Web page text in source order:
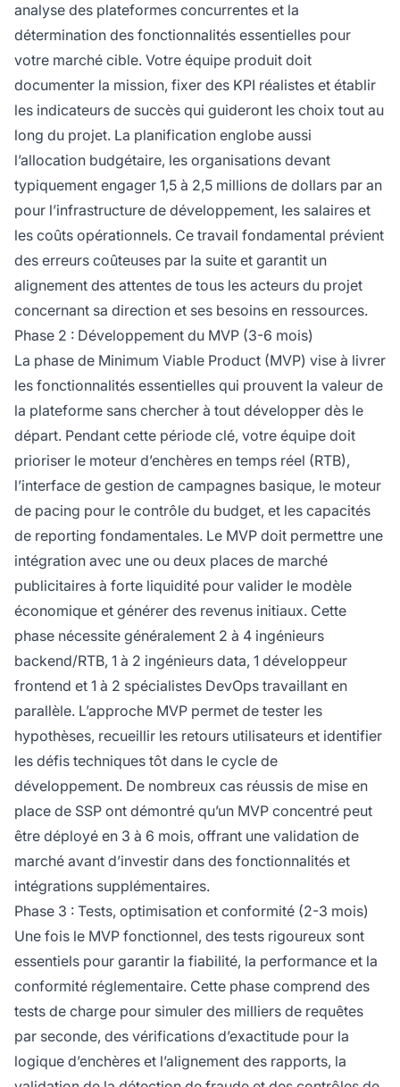
analyse des plateformes concurrentes et la
détermination des fonctionnalités essentielles pour
votre marché cible. Votre équipe produit doit
documenter la mission, fixer des KPI réalistes et établir
les indicateurs de succès qui guideront les choix tout au
long du projet. La planification englobe aussi
l’allocation budgétaire, les organisations devant
typiquement engager 1,5 à 2,5 millions de dollars par an
pour l’infrastructure de développement, les salaires et
les coûts opérationnels. Ce travail fondamental prévient
des erreurs coûteuses par la suite et garantit un
alignement des attentes de tous les acteurs du projet
concernant sa direction et ses besoins en ressources.
Phase 2 : Développement du MVP (3-6 mois)
La phase de Minimum Viable Product (MVP) vise à livrer
les fonctionnalités essentielles qui prouvent la valeur de
la plateforme sans chercher à tout développer dès le
départ. Pendant cette période clé, votre équipe doit
prioriser le moteur d’enchères en temps réel (RTB),
l’interface de gestion de campagnes basique, le moteur
de pacing pour le contrôle du budget, et les capacités
de reporting fondamentales. Le MVP doit permettre une
intégration avec une ou deux places de marché
publicitaires à forte liquidité pour valider le modèle
économique et générer des revenus initiaux. Cette
phase nécessite généralement 2 à 4 ingénieurs
backend/RTB, 1 à 2 ingénieurs data, 1 développeur
frontend et 1 à 2 spécialistes DevOps travaillant en
parallèle. L’approche MVP permet de tester les
hypothèses, recueillir les retours utilisateurs et identifier
les défis techniques tôt dans le cycle de
développement. De nombreux cas réussis de mise en
place de SSP ont démontré qu’un MVP concentré peut
être déployé en 3 à 6 mois, offrant une validation de
marché avant d’investir dans des fonctionnalités et
intégrations supplémentaires.
Phase 3 : Tests, optimisation et conformité (2-3 mois)
Une fois le MVP fonctionnel, des tests rigoureux sont
essentiels pour garantir la fiabilité, la performance et la
conformité réglementaire. Cette phase comprend des
tests de charge pour simuler des milliers de requêtes
par seconde, des vérifications d’exactitude pour la
logique d’enchères et l’alignement des rapports, la